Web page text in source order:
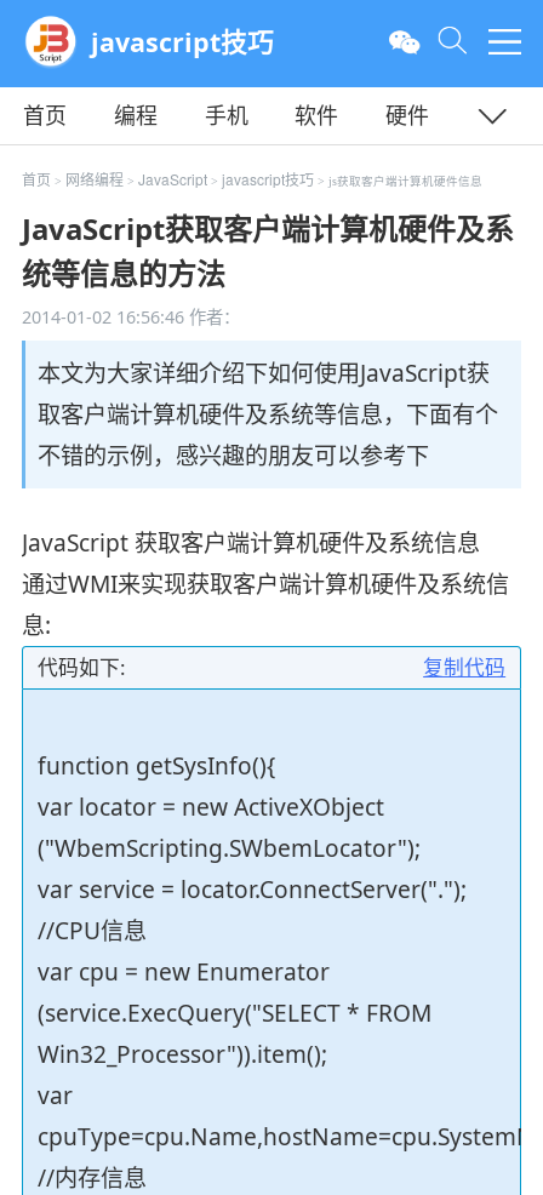
javascript技巧
首页 编程 手机 软件
硬件
教程
平面 服务器
首页 > 网络编程 > JavaScript> javascript技巧 > js获取客户端计算机硬件信息
JavaScript获取客户端计算机硬件及系
统等信息的方法
2014-01-02 16:56:46作者：
本文为大家详细介绍下如何使用JavaScript获
取客户端计算机硬件及系统等信息，下面有个
不错的示例，感兴趣的朋友可以参考下
JavaScript 获取客户端计算机硬件及系统信息
通过WMI来实现获取客户端计算机硬件及系统信
息:
复制代码
代码如下:
function getSysInfo(){
var locator = new ActiveXObject
("WbemScripting.SWbemLocator");
var service = locator.ConnectServer(".");
//CPU信息
var cpu = new Enumerator
(service.ExecQuery("SELECT * FROM
Win32_Processor")).item();
var
//内存信息